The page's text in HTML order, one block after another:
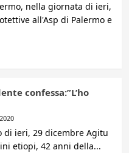
nella giornata di ieri,
all'Asp di Palermo e
confessa:”L’ho
di ieri, 29 dicembre Agitu
etiopi, 42 anni della...